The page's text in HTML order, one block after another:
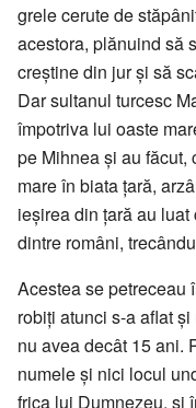
grele cerute de
acestora, plănuind să
creștine din jur și să
Dar sultanul turcesc
împotriva lui oaste
pe Mihnea și au făcut,
mare în biata țară,
ieșirea din țară au
dintre români,
Acestea se petreceau
robiți atunci s-a aflat
nu avea decât 15 ani.
numele și nici locul
frica lui Dumnezeu, și